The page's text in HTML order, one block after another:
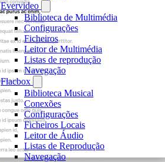
Evervideo
Biblioteca de Multimédia
Configurações
Ficheiros
Leitor de Multimédia
Listas de reprodução
Navegação
Flacbox
Biblioteca Musical
Conexões
Configurações
Ficheiros Locais
Leitor de Áudio
Listas de Reprodução
Navegação